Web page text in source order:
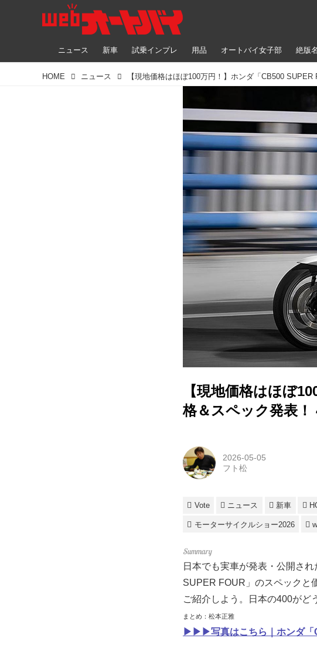
ニュース 新車 試乗インプレ 用品 オートバイ女子部 絶版
HOME ニュース
【現地価格はほぼ
格＆スペック発表
2026-05-05
フト松
Vote ニュース 新車
モーターサイクルショー2026
日本でも実車が発表・公開さ
SUPER FOUR」のスペックと
ご紹介しよう。日本の400がど
まとめ：松本正雅
▶▶▶写真はこちら｜ホンダ「